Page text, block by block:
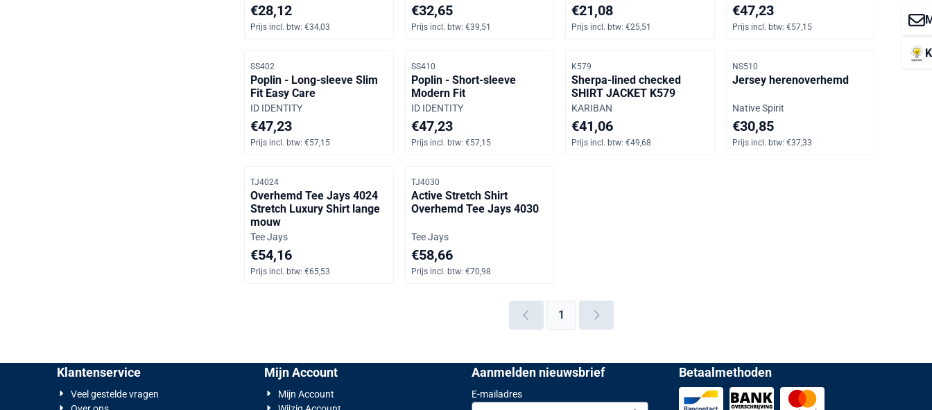
Prijs: 28,12, inclusief btw: 34,03
€28,12
Prijs incl. btw: €34,03
Prijs: 32,65, inclusief btw: 39,51
€32,65
Prijs incl. btw: €39,51
Prijs: 21,08, inclusief btw: 25,51
€21,08
Prijs incl. btw: €25,51
Prijs: 47,23, inclusief btw: 57,15
€47,23
Prijs incl. btw: €57,15
Artikelnummer
SS402
Poplin - Long-sleeve Slim
Fit Easy Care
Merk:
ID IDENTITY
Prijs op aanvraag, inclusief btw: 57,15
€47,23
Prijs incl. btw: €57,15
Artikelnummer
SS410
Poplin - Short-sleeve
Modern Fit
Merk:
ID IDENTITY
Prijs: 47,23, inclusief btw: 57,15
€47,23
Prijs incl. btw: €57,15
Artikelnummer
K579
Sherpa-lined checked
SHIRT JACKET K579
Merk:
KARIBAN
Prijs: 41,06, inclusief btw: 49,68
€41,06
Prijs incl. btw: €49,68
Artikelnummer
NS510
Jersey herenoverhemd
Merk:
Native Spirit
Prijs op aanvraag, inclusief btw: 37,33
€30,85
Prijs incl. btw: €37,33
Artikelnummer
TJ4024
Overhemd Tee Jays 4024
Stretch Luxury Shirt lange
mouw
Merk:
Tee Jays
Prijs op aanvraag, inclusief btw: 65,53
€54,16
Prijs incl. btw: €65,53
Artikelnummer
TJ4030
Active Stretch Shirt
Overhemd Tee Jays 4030
Merk:
Tee Jays
Prijs op aanvraag, inclusief btw: 70,98
€58,66
Prijs incl. btw: €70,98
1
Klantenservice
Veel gestelde vragen
Mijn Account
Mijn Account
Aanmelden nieuwsbrief
E-mailadresVul je e-mailadres in voor de nieuwsbrief
Betaalmethoden